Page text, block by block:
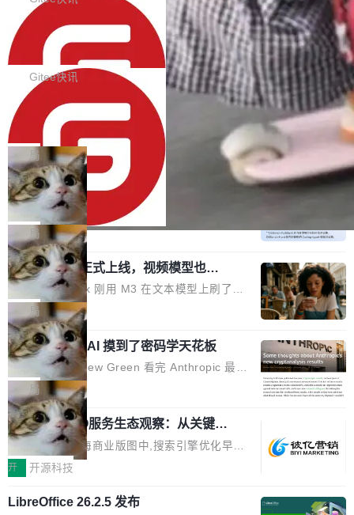
和反馈，我们将继续努力提供更优秀的产品和服
务！ 新增功能点 DevOps： 采用自研代码托管
平台，支持一站式安装，提供从代码提交到交付
的...
选项，各自适合什么场景，以及怎么切换。 一行
依赖替换 在 Solon 里换 HTTP 服务器就是改 po
m.xml 里一个依赖，别的什么都不用动。 <depe
factId>solon-web</artifac...
Release 2026-07-31 V10.9.0 Fixes fix(MultiFi
lter): 增加暗黑主题支持 by @ArgoZhang in htt
ps://github.com/dotnetcore/BootstrapBlazor/p
ull/8239 fix(Camera): 增加 exact 显式设置设备
id by @kkxkx in https://github.com/dotnetcor
e/BootstrapBlazor/pull/825...
SolonCode v2026.8.2 已经发布，终端
智能体
SolonCode v2026.8.2 已经发布，终端智能体
此版本更新内容包括： 优化 soloncode run 模
式（参考 run-headless-mode.md） 添加 solon
code web 国际化多语言支持 添加 soloncode w
eb 消息列表消息导航支持 修复 soloncode web
文件详情初次显示时语法高亮失效的问题 修复 s
oloncode web 审查详情文件名中文乱码的问题
细节优化 详情查看：https://gitee.com/opensol
on/soloncode/releases/v2026.8.2
Gitee快讯
OpenAI 宣布 GPT-5.6 Luna 价格下降
80%
OpenAI 宣布 GPT-5.6 Luna 价格下降 80%。输
入从每百万 token 1 美元砍到 0.2 美元，输出从
6 美元砍到 1.2 美元。GPT-5.6 Terra 降 20%。
旗舰 Sol 没降，但加了一个 Fast 模式——2.5
倍速度，2 倍价格，智商不变。 降价的理由不是
市场竞争，不是清库存，是 Sol 自己把自己优化
了。 这事分两步。第一步，OpenAI 把 GPT-5.6
Sol 部署上线。第二步，让 Sol 通过 Codex 自
己去优化自己的推理基础设施。Sol 学了 Triton
和 Gluon 两种 GPU 编程语言，重写了生产环境
的 GPU 内核，找出了哪...
局
DeepSeek-V4-Flash 官方 API 现已正
式上线公测
DeepSeek V4 Flash 正式版今天上线了。模型
结构和参数规模没变，还是 MoE 284B、激活 1
3B、100 万 token 上下文——只重新做了后训
练。但改完之后，Agent 能力直接把自家 4 月发
的 Pro Preview 给干了。 九项 Agent 基准测试
全部反超。Terminal Bench 2.1 从 61.8 涨到 8
2.7，DeepSWE 从 7.3 涨到 54.4，DSBench-F
ullStack 从 37.0 涨到 68.7。不说别的，一个 Fl
ash 型号干翻了三个月前代表最高水平的 Pro 预
览版，这件事本身就够说明后训练的威力了。 跟
它一起来的还有两...
局
MiniMax H3 正式上线，视频模型也开
始玩全模态了
上个月 MiniMax 刚用 M3 在文本模型上刷了一
波存在感，今天 H3 来了——一款全模态生成模
型，而且承诺几天内开源权重。 先看能力边界。
H3 接受文本、图像、视频、声音任意组合作为
输入（它叫多模态上下文），输出带原生双声道
音频的视频，最高 15 秒 2K 分辨率。举个例
子：扔进去一段参考视频（取它的希区柯克运
镜）、一张人物图片、一段歌声录音，用自然语
言告诉模型你要什么——H3 自己搞定剩下的。
这个"自己搞定"说起来轻巧，背后的训练范式变
化不小。 MiniMax 之前做过两代视频模型（Hail
uo 01 和 02），每一代都是按任务拆分的专家
局
Anthropic 的 AI 摸到了密码学天花板
密码学家 Matthew Green 看完 Anthropic 最新
的密码分析成果后，写了篇博客。标题很克制：
「一些想法」，但内容不克制。 先说 Anthropic
做了什么。他们让未发布的 Claude Mythos 模
型去跑密码分析，出了两个结果：一个攻击了后
量子签名方案 HAWK，另一个是对缩减轮次 AE
话说，「可能直接杀死了一个正在认真考虑标准
局
2026上海SEO服务生态观察：从关键词
排名到AI答案占位的选型逻辑
在2026年的上海商业版图中,搜索引擎优化早已
不是“发外链、堆关键词”那么简单。行业数据显
与GEO相关投入占比已达32%,市场规模突破80
开 开源科技
LibreOffice 26.2.5 发布